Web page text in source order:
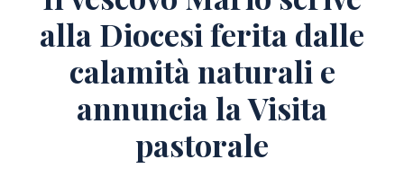
alla Diocesi ferita dalle
calamità naturali e
annuncia la Visita
pastorale